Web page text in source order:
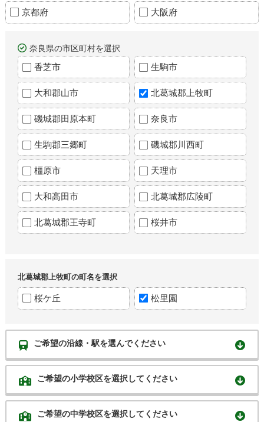
京都府 大阪府
奈良県の市区町村を選択
香芝市 生駒市
大和郡山市 北葛城郡上牧町
磯城郡田原本町 奈良市
生駒郡三郷町 磯城郡川西町
橿原市 天理市
大和高田市 北葛城郡広陵町
北葛城郡王寺町 桜井市
北葛城郡上牧町の町名を選択
桜ケ丘 松里園
ご希望の沿線・駅を選んでください
ご希望の小学校区を選択してください
ご希望の中学校区を選択してください